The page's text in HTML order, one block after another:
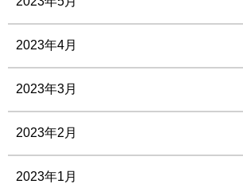
2023年4月
2023年3月
2023年2月
2023年1月